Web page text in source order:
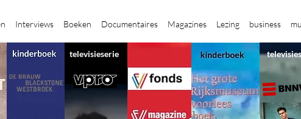
Interviews Boeken Documentaires Magazines Lezing business
televisieserie